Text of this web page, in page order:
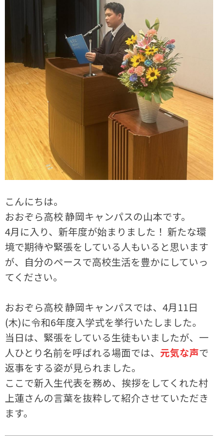
こんにちは。
おおぞら高校 静岡キャンパスの山本です。
4月に入り、新年度が始まりました！ 新たな環
境で期待や緊張をしている人もいると思います
が、自分のペースで高校生活を豊かにしていっ
てください。
おおぞら高校 静岡キャンパスでは、4月11日
(木)に令和6年度入学式を挙行いたしました。
当日は、緊張をしている生徒もいましたが、一
人ひとり名前を呼ばれる場面では、 元気な声で
返事をする姿が見られました。
ここで新入生代表を務め、挨拶をしてくれた村
上蓮さんの言葉を抜粋して紹介させていただき
ます。